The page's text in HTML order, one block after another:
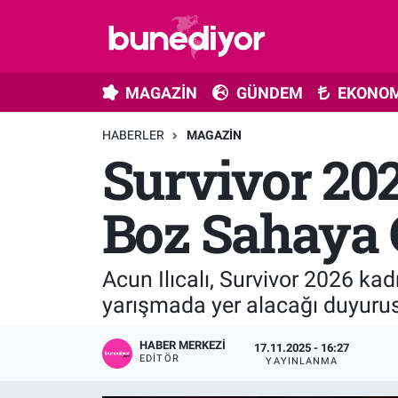
MAGAZİN GÜNDEM
HABERLER MAGAZIN
Survivor
Boz Sahaya
Acun Ilıcalı, Survivor 2026
yarışmada yer alacağı
HABER MERKEZI
EDITÖR
17.11.2025 - 16:27
YAYINLANMA
Diziler
Gündem
Magazin
GÜNDEM
EKONOMİ
TEKNOLOJİ
Trafik Durumu
Süper Lig Puan Durumu ve Fikstür
Tüm Manşetler
Son Dakika Haberleri